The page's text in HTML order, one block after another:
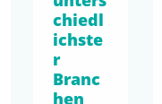
ht.
Fokus
unseres
Beitrags:
die
chiedl
ichste
r
Branc
hen